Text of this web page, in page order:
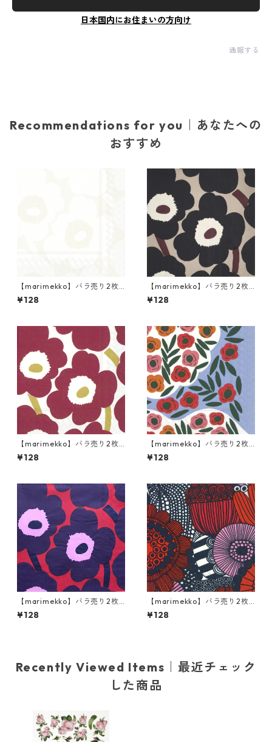
日本国内にお住まいの方向け
通報する
Recommendations for you｜あなたへの
おすすめ
【marimekko】バラ売り2枚
ランチサイズ ペーパーナプキ
ン UNIKKO ホワイトxグレー
¥128
【marimekko】バラ売り2枚
ランチサイズ ペーパーナプキ
ン UNIKKO ブルー×リネン
¥128
【marimekko】バラ売り2枚
ランチサイズ ペーパーナプキ
ン UNIKKO ダークレッドxゴ
¥128
【marimekko】バラ売り2枚
ランチサイズ ペーパーナプキ
ン RUUKKU ブルー
¥128
【marimekko】バラ売り2枚
ランチサイズ ペーパーナプキ
ン UNIKKO レッド×ブルー
¥128
【marimekko】バラ売り2枚
ランチサイズ ペーパーナプキ
ン SIIRTOLAPUUTARHA ブル
¥128
Recently Viewed Items｜最近チェック
した商品